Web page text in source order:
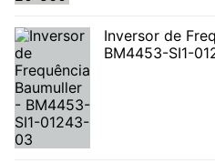
Inversor de
BM4453-SI1-